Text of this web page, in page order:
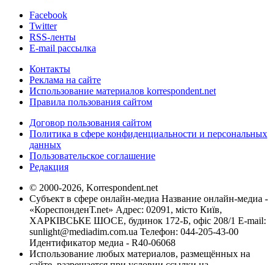
Facebook
Twitter
RSS-ленты
E-mail рассылка
Контакты
Реклама на сайте
Использование материалов korrespondent.net
Правила пользования сайтом
Договор пользования сайтом
Политика в сфере конфиденциальности и персональных
данных
Пользовательское соглашение
Редакция
© 2000-2026, Korrespondent.net
Субъект в сфере онлайн-медиа Название онлайн-медиа -
«КореспонденТ.net» Адрес: 02091, місто Київ,
ХАРКІВСЬКЕ ШОСЕ, будинок 172-Б, офіс 208/1 E-mail:
sunlight@mediadim.com.ua Телефон: 044-205-43-00
Идентификатор медиа - R40-06068
Использование любых материалов, размещённых на